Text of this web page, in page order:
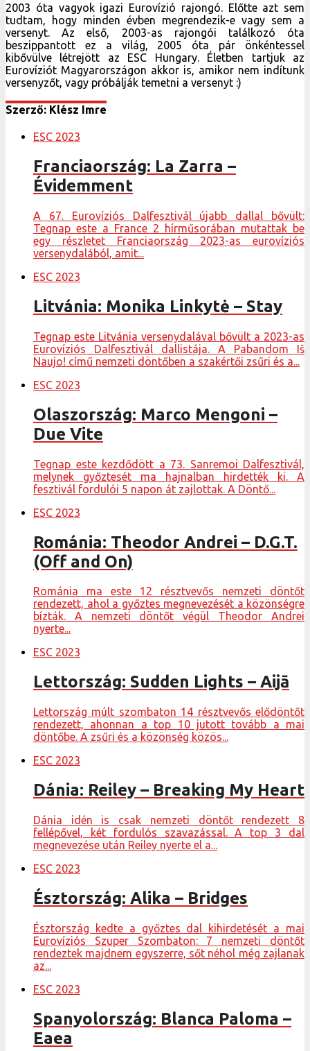
2003 óta vagyok igazi Eurovízió rajongó. Előtte azt sem
tudtam, hogy minden évben megrendezik-e vagy sem a
versenyt. Az első, 2003-as rajongói találkozó óta
beszippantott ez a világ, 2005 óta pár önkéntessel
kibővülve létrejött az ESC Hungary. Életben tartjuk az
Eurovíziót Magyarországon akkor is, amikor nem indítunk
versenyzőt, vagy próbálják temetni a versenyt :)
Szerző: Klész Imre
ESC 2023
Franciaország: La Zarra –
Évidemment
A 67. Eurovíziós Dalfesztivál újabb dallal bővült:
Tegnap este a France 2 hírműsorában mutattak be
egy részletet Franciaország 2023-as eurovíziós
versenydalából, amit...
ESC 2023
Litvánia: Monika Linkytė – Stay
Tegnap este Litvánia versenydalával bővült a 2023-as
Eurovíziós Dalfesztivál dallistája. A Pabandom Iš
Naujo! című nemzeti döntőben a szakértői zsűri és a...
ESC 2023
Olaszország: Marco Mengoni –
Due Vite
Tegnap este kezdődött a 73. Sanremoi Dalfesztivál,
melynek győztesét ma hajnalban hirdették ki. A
fesztivál fordulói 5 napon át zajlottak. A Döntő...
ESC 2023
Románia: Theodor Andrei – D.G.T.
(Off and On)
Románia ma este 12 résztvevős nemzeti döntőt
rendezett, ahol a győztes megnevezését a közönségre
bízták. A nemzeti döntőt végül Theodor Andrei
nyerte...
ESC 2023
Lettország: Sudden Lights – Aijā
Lettország múlt szombaton 14 résztvevős elődöntőt
rendezett, ahonnan a top 10 jutott tovább a mai
döntőbe. A zsűri és a közönség közös...
ESC 2023
Dánia: Reiley – Breaking My Heart
Dánia idén is csak nemzeti döntőt rendezett 8
fellépővel, két fordulós szavazással. A top 3 dal
megnevezése után Reiley nyerte el a...
ESC 2023
Észtország: Alika – Bridges
Észtország kedte a győztes dal kihirdetését a mai
Eurovíziós Szuper Szombaton: 7 nemzeti döntőt
rendeztek majdnem egyszerre, sőt néhol még zajlanak
az...
ESC 2023
Spanyolország: Blanca Paloma –
Eaea